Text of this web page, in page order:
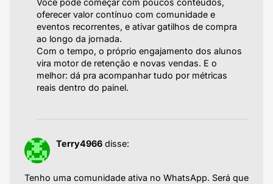
oferecer valor contínuo com comunidade e
eventos recorrentes, e ativar gatilhos de compra
ao longo da jornada.
Com o tempo, o próprio engajamento dos alunos
vira motor de retenção e novas vendas. E o
melhor: dá pra acompanhar tudo por métricas
reais dentro do painel.
Terry4966 disse:
Tenho uma comunidade ativa no WhatsApp. Será que